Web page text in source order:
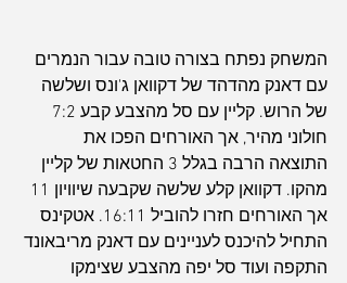
המשחק נפתח בצורה טובה עבור הנמרים
עם דאנק מהדהד של דקוואן ג'ונס ושלשה
חולוני מהיר, אך האורחים הפכו את
התוצאה הרבה בגלל 3 החטאות של קליין
אך האורחים חזרו להוביל 16:11. אטקינס
התחיל להיכנס לעניינים עם דאנק מריבאונד
התקפה ועוד סל יפה מהצבע שצימקו